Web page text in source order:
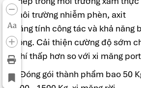
Aa
môi trường nhiễm phèn, axit
Tăng tính công tác và khả năng
tông. Cải thiện cường độ sớm
phí thấp hơn so với xi măng
- Đóng gói thành phẩm bao 50